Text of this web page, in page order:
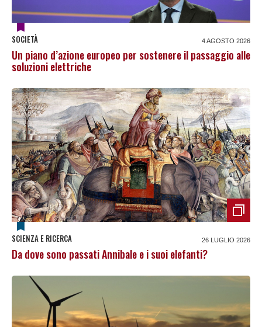
SOCIETÀ 4 AGOSTO 2026
Un piano d’azione europeo per sostenere il passaggio alle
soluzioni elettriche
SCIENZA E RICERCA 26 LUGLIO 2026
Da dove sono passati Annibale e i suoi elefanti?